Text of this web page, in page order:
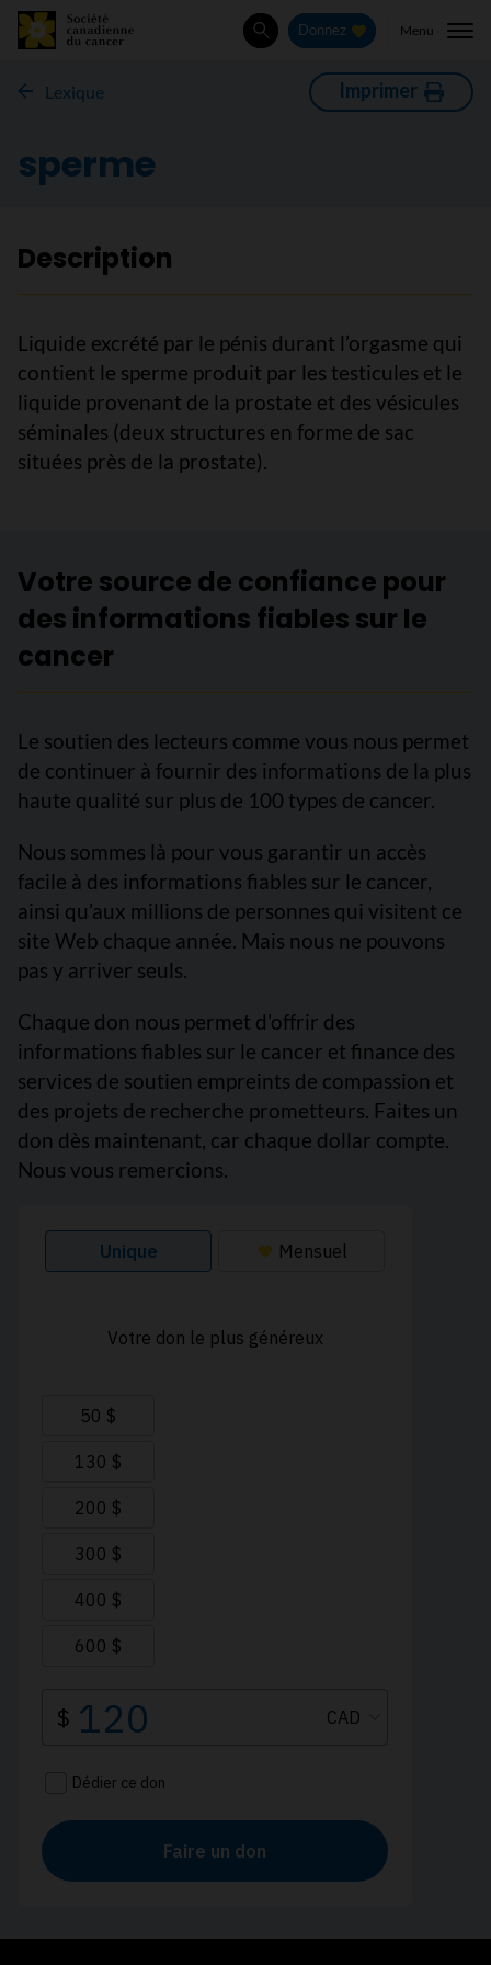
Rechercher
Donnez Menu
Lexique Imprimer
sperme
Description
Liquide excrété par le pénis durant l’orgasme qui
contient le sperme produit par les testicules et le
liquide provenant de la prostate et des vésicules
séminales (deux structures en forme de sac
situées près de la prostate).
Votre source de confiance pour
des informations fiables sur le
cancer
Le soutien des lecteurs comme vous nous permet
de continuer à fournir des informations de la plus
haute qualité sur plus de 100 types de cancer.
Nous sommes là pour vous garantir un accès
facile à des informations fiables sur le cancer,
ainsi qu’aux millions de personnes qui visitent ce
site Web chaque année. Mais nous ne pouvons
pas y arriver seuls.
Chaque don nous permet d’offrir des
informations fiables sur le cancer et finance des
services de soutien empreints de compassion et
des projets de recherche prometteurs. Faites un
don dès maintenant, car chaque dollar compte.
Nous vous remercions.